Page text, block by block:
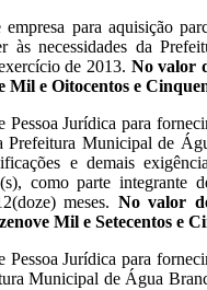
para aquisição
às necessidades da
de 2013. No valor
Mil e Oitocentos e
Pessoa Jurídica para
Prefeitura Municipal de
e demais
como parte integrante
meses. No valor
Mil e Setecentos e
Pessoa Jurídica para
Municipal de Água